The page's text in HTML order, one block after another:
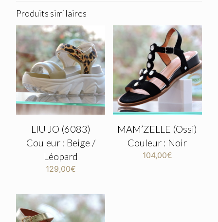
Produits similaires
LIU JO (6083)
Couleur : Beige /
Léopard
129,00€
MAM’ZELLE (Ossi)
Couleur : Noir
104,00€